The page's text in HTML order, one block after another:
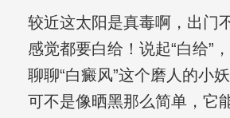
较近这太阳是真毒啊，出门
感觉都要白给！说起“白给”
聊聊“白癜风”这个磨人的小
可不是像晒黑那么简单，它